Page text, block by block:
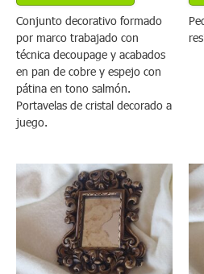
Conjunto decorativo formado
por marco trabajado con
técnica decoupage y acabados
en pan de cobre y espejo con
pátina en tono salmón.
Portavelas de cristal decorado a
juego.